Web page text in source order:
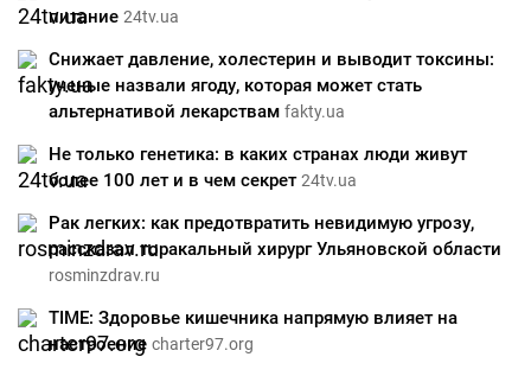
питание 24tv.ua
Снижает давление, холестерин и выводит токсины:
ученые назвали ягоду, которая может стать
альтернативой лекарствам fakty.ua
Не только генетика: в каких странах люди живут
более 100 лет и в чем секрет24tv.ua
Рак легких: как предотвратить невидимую угрозу,
рассказал торакальный хирург Ульяновской области
rosminzdrav.ru
TIME: Здоровье кишечника напрямую влияет на
настроение charter97.org